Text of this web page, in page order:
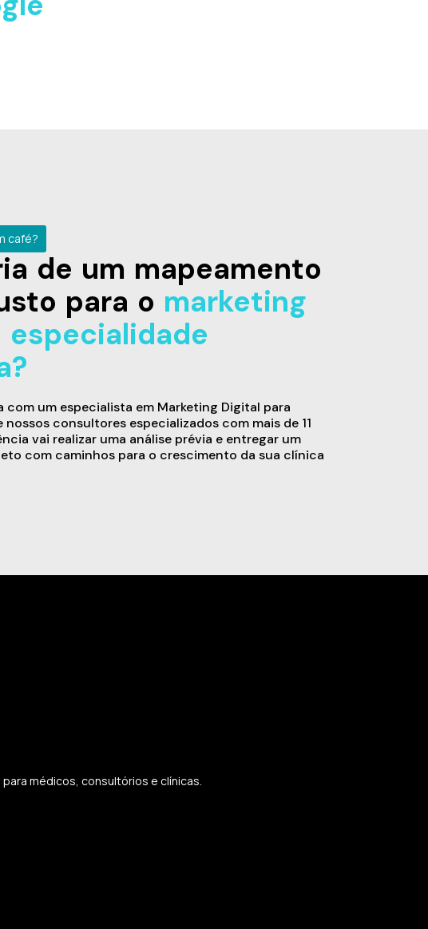
café?
de um mapeamento
para o marketing
especialidade
com um especialista em Marketing Digital para
nossos consultores especializados com mais de 11
vai realizar uma análise prévia e entregar um
com caminhos para o crescimento da sua clínica
médicos, consultórios e clínicas.